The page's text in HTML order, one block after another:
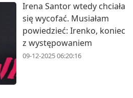
Irena Santor wtedy chciała
się wycofać. Musiałam
powiedzieć: Irenko, koniec
z występowaniem
09-12-2025 06:20:16